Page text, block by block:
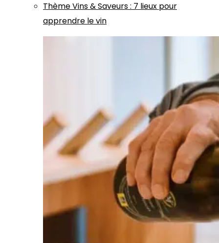
ThèmeVins & Saveurs: 7 lieux pour
apprendre le vin